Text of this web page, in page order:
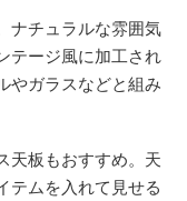
ナチュラルな雰囲気
テージ風に加工され
やガラスなどと組み
天板もおすすめ。天
テムを入れて見せる